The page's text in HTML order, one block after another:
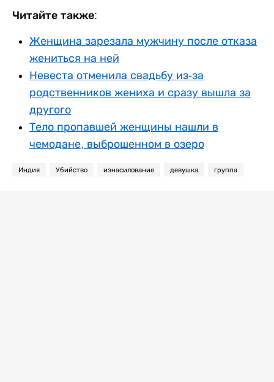
Читайте также:
Женщина зарезала мужчину после отказа
жениться на ней
Невеста отменила свадьбу из-за
родственников жениха и сразу вышла за
другого
Тело пропавшей женщины нашли в
чемодане, выброшенном в озеро
Индия Убийство изнасилование девушка группа